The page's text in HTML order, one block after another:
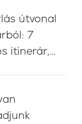
útvonal
7
itinerár,
tanácsok